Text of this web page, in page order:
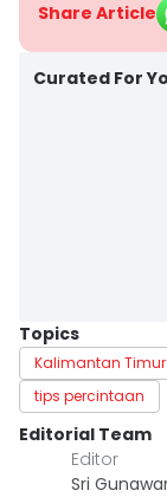
Share Article
Curated For
Topics
Kalimantan Timur
tips percintaan
Editorial Team
Editor
Sri